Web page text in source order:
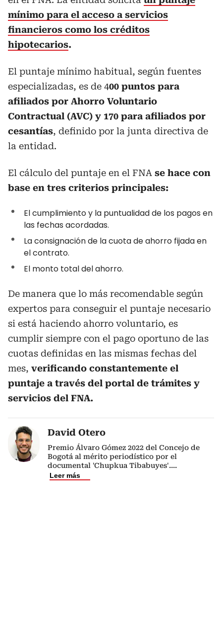
mínimo para el acceso a servicios
financieros como los créditos
hipotecarios.
El puntaje mínimo habitual, según fuentes
especializadas, es de 400 puntos para
afiliados por Ahorro Voluntario
Contractual (AVC) y 170 para afiliados por
cesantías, definido por la junta directiva de
la entidad.
El cálculo del puntaje en el FNA se hace con
base en tres criterios principales:
El cumplimiento y la puntualidad de los pagos en
las fechas acordadas.
La consignación de la cuota de ahorro fijada en
el contrato.
El monto total del ahorro.
De manera que lo más recomendable según
expertos para conseguir el puntaje necesario
si está haciendo ahorro voluntario, es
cumplir siempre con el pago oportuno de las
cuotas definidas en las mismas fechas del
mes, verificando constantemente el
puntaje a través del portal de trámites y
servicios del FNA.
David Otero
Premio Álvaro Gómez 2022 del Concejo de
Bogotá al mérito periodístico por el
documental 'Chupkua Tibabuyes'....
Leer más